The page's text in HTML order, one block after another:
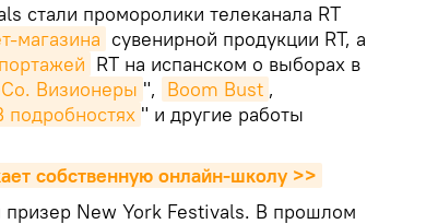
стали проморолики телеканала RT
магазина сувенирной продукции RT, а
RT на испанском о выборах в
Визионеры ", Boom Bust ,
подробностях " и другие работы
собственную онлайн-школу >>
призер New York Festivals. В прошлом